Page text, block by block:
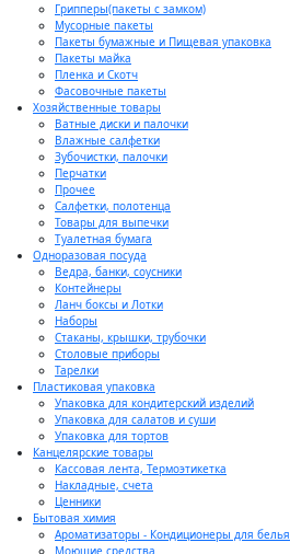
Грипперы(пакеты с замком)
Мусорные пакеты
Пакеты бумажные и Пищевая упаковка
Пакеты майка
Пленка и Скотч
Фасовочные пакеты
Хозяйственные товары
Ватные диски и палочки
Влажные салфетки
Зубочистки, палочки
Перчатки
Прочее
Салфетки, полотенца
Товары для выпечки
Туалетная бумага
Одноразовая посуда
Ведра, банки, соусники
Контейнеры
Ланч боксы и Лотки
Наборы
Стаканы, крышки, трубочки
Столовые приборы
Тарелки
Пластиковая упаковка
Упаковка для кондитерский изделий
Упаковка для салатов и суши
Упаковка для тортов
Канцелярские товары
Кассовая лента, Термоэтикетка
Накладные, счета
Ценники
Бытовая химия
Ароматизаторы - Кондиционеры для белья
Моющие средства